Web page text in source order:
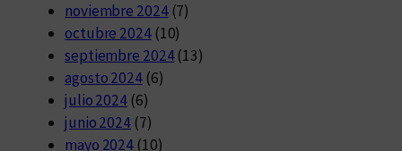
noviembre 2024(7)
octubre 2024(10)
septiembre 2024(13)
agosto 2024(6)
julio 2024 (6)
junio 2024 (7)
mayo 2024 (10)